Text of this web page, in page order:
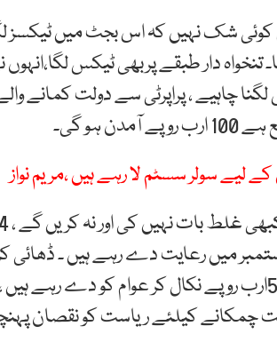
شک نہیں کہ اس بجٹ میں ٹیکسز
تنخواہ دار طبقے پربھی ٹیکس
چاہیے ، پراپرٹی سے دولت کمانے
ہو گی۔
ہوں گے ۔ ڈویلپمنٹ فنڈ سے 50ارب روپے نکال کر